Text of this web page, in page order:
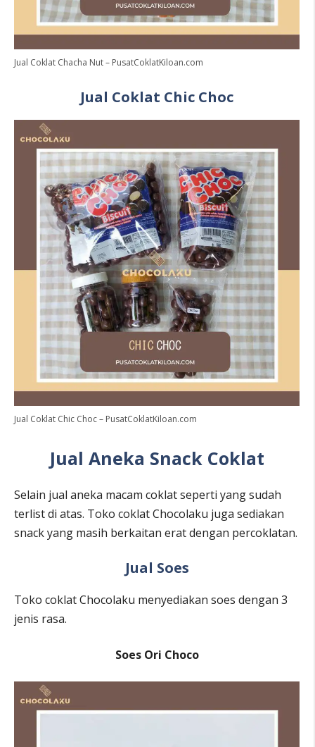
Jual Coklat Chacha Nut – PusatCoklatKiloan.com
Jual Coklat Chic Choc
Jual Coklat Chic Choc – PusatCoklatKiloan.com
Jual Aneka Snack Coklat
Selain jual aneka macam coklat seperti yang sudah
terlist di atas. Toko coklat Chocolaku juga sediakan
snack yang masih berkaitan erat dengan percoklatan.
Jual Soes
Toko coklat Chocolaku menyediakan soes dengan 3
jenis rasa.
Soes Ori Choco